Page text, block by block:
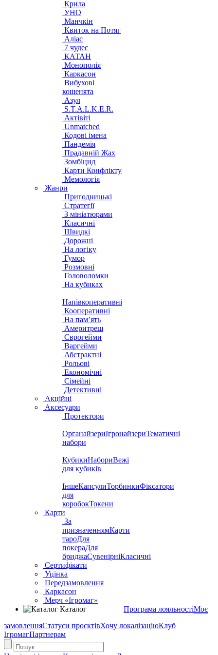
Крила
УНО
Манчкін
Квиток на Потяг
Аліас
7 чудес
КАТАН
Монополія
Каркасон
Вибухові
кошенята
Азул
S.T.A.L.K.E.R.
Актівіті
Unmatched
Кодові імена
Пандемія
Прадавній Жах
Зомбіцид
Карти Конфлікту
Мемологія
Жанри
Пригодницькі
Стратегії
З мініатюрами
Класичні
Швидкі
Дорожні
На логіку
Гумор
Розмовні
Головоломки
На кубиках
Напівкоперативні
Кооперативні
На пам’ять
Америтреш
Єврогейми
Варгейми
Абстрактні
Рольові
Економічні
Сімейні
Детективні
Акційні
Аксесуари
Протектори
ОрганайзериІгронайзериТематичні
набори
КубикиНабориВежі
для кубиків
ІншеКапсулиТорбинкиФіксатори
для
коробокТокени
Карти
За
призначеннямКарти
тароДля
покераДля
бриджаСувенірніКласичні
Сертифікати
Уцінка
Передзамовлення
Каркасон
Мерч «Ігромаг»
Каталог
Програма лояльностіМоє
замовленняСтатуси проєктівХочу локалізаціюКлуб
ІгромагПартнерам